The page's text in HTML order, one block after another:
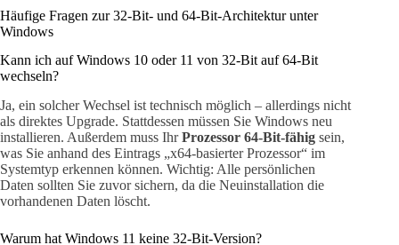
Häufige Fragen zur 32-Bit- und 64-Bit-Architektur unter
Windows
Kann ich auf Windows 10 oder 11 von 32-Bit auf 64-Bit
wechseln?
Ja, ein solcher Wechsel ist technisch möglich – allerdings nicht
als direktes Upgrade. Stattdessen müssen Sie Windows neu
installieren. Außerdem muss IhrProzessor 64-Bit-fähig sein,
was Sie anhand des Eintrags „x64-basierter Prozessor“ im
Systemtyp erkennen können. Wichtig: Alle persönlichen
Daten sollten Sie zuvor sichern, da die Neuinstallation die
vorhandenen Daten löscht.
Warum hat Windows 11 keine 32-Bit-Version?